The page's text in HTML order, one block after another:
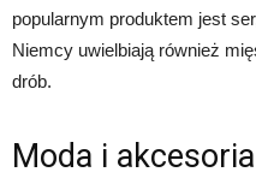
popularnym produktem jest
Niemcy uwielbiają również
drób.
Moda i akcesoria